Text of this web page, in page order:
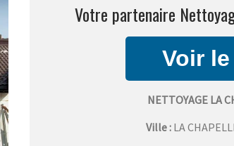
Votre partenaire
NETTOYAGE LA
Ville : LA